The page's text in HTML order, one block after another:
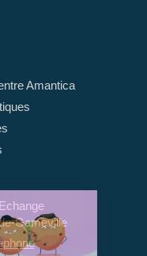
Amantica
Gameville